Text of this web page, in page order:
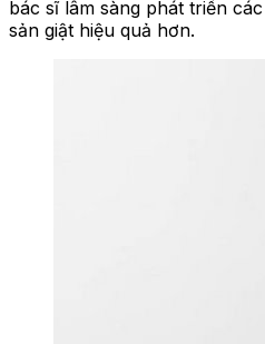
bác sĩ lâm sàng phát triển
sản giật hiệu quả hơn.